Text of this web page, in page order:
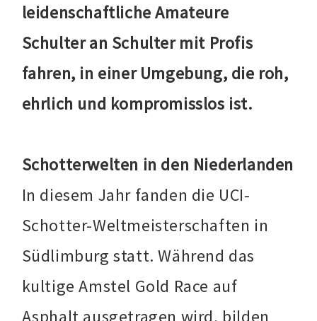
leidenschaftliche Amateure
Schulter an Schulter mit Profis
fahren, in einer Umgebung, die roh,
ehrlich und kompromisslos ist.
Schotterwelten in den Niederlanden
In diesem Jahr fanden die UCI-
Schotter-Weltmeisterschaften in
Südlimburg statt. Während das
kultige Amstel Gold Race auf
Asphalt ausgetragen wird, bilden